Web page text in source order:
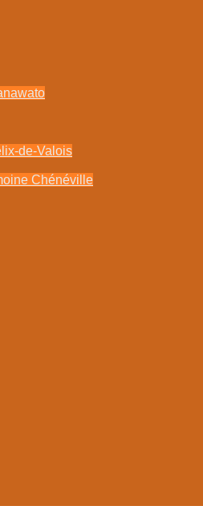
de-Valois
Chénéville